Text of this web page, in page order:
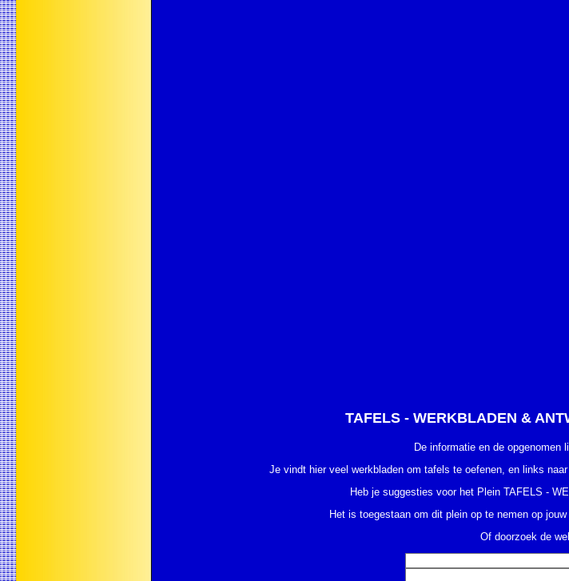
TAFELS - WERKBLADEN &
De informatie en de
Je vindt hier veel werkbladen om tafels te oefenen, en links
Heb je suggesties voor het Plein TAFELS -
Het is toegestaan om dit plein op te nemen op
Of doorzoek de